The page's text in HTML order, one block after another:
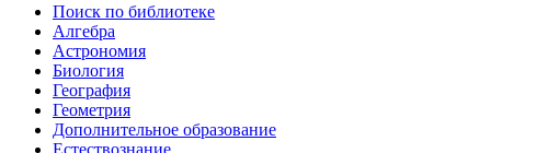
Поиск по библиотеке
Алгебра
Астрономия
Биология
География
Геометрия
Дополнительное образование
Естествознание